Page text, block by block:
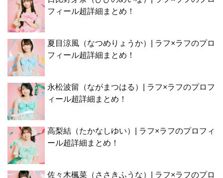
フィール超詳細まとめ！
夏目涼風（なつめりょうか）| ラフ×ラフのプロ
フィール超詳細まとめ！
永松波留（ながまつはる）| ラフ×ラフのプロフ
ィール超詳細まとめ！
高梨結（たかなしゆい）| ラフ×ラフのプロフィ
ール超詳細まとめ！
佐々木楓菜（ささきふうな）| ラフ×ラフのプロ